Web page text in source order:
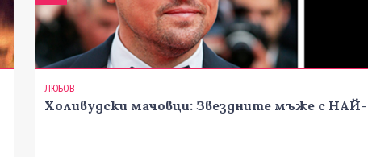
ЛЮБОВ
Холивудски мачовци: Звездните мъже с